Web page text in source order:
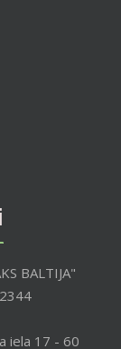
BALTIJA"
iela 17 - 60